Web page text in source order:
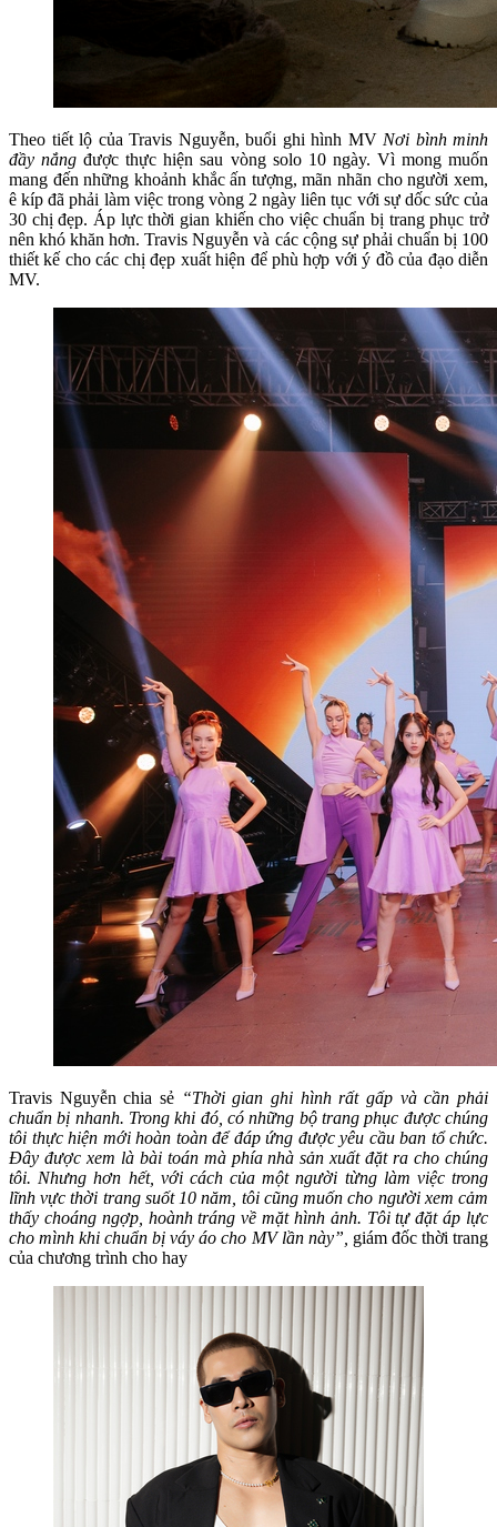
Theo tiết lộ của Travis Nguyễn, buổi ghi hình MV Nơi bình minh
đầy nắngđược thực hiện sau vòng solo 10 ngày. Vì mong muốn
mang đến những khoảnh khắc ấn tượng, mãn nhãn cho người xem,
ê kíp đã phải làm việc trong vòng 2 ngày liên tục với sự dốc sức của
30 chị đẹp. Áp lực thời gian khiến cho việc chuẩn bị trang phục trở
nên khó khăn hơn. Travis Nguyễn và các cộng sự phải chuẩn bị 100
thiết kế cho các chị đẹp xuất hiện để phù hợp với ý đồ của đạo diễn
MV.
Travis Nguyễn chia sẻ “Thời gian ghi hình rất gấp và cần phải
chuẩn bị nhanh. Trong khi đó, có những bộ trang phục được chúng
tôi thực hiện mới hoàn toàn để đáp ứng được yêu cầu ban tổ chức.
Đây được xem là bài toán mà phía nhà sản xuất đặt ra cho chúng
tôi. Nhưng hơn hết, với cách của một người từng làm việc trong
lĩnh vực thời trang suốt 10 năm, tôi cũng muốn cho người xem cảm
thấy choáng ngợp, hoành tráng về mặt hình ảnh. Tôi tự đặt áp lực
cho mình khi chuẩn bị váy áo cho MV lần này”, giám đốc thời trang
của chương trình cho hay